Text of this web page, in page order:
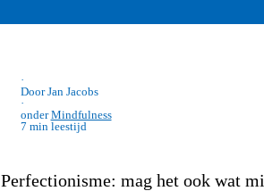
·
Door Jan Jacobs
·
onderMindfulness
7 min leestijd
Perfectionisme: mag het ook wat